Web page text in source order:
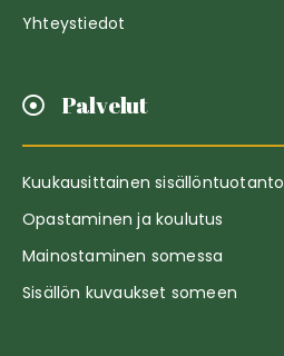
Yhteystiedot
Palvelut
Kuukausittainen sisällöntuotanto
Opastaminen ja koulutus
Mainostaminen somessa
Sisällön kuvaukset someen